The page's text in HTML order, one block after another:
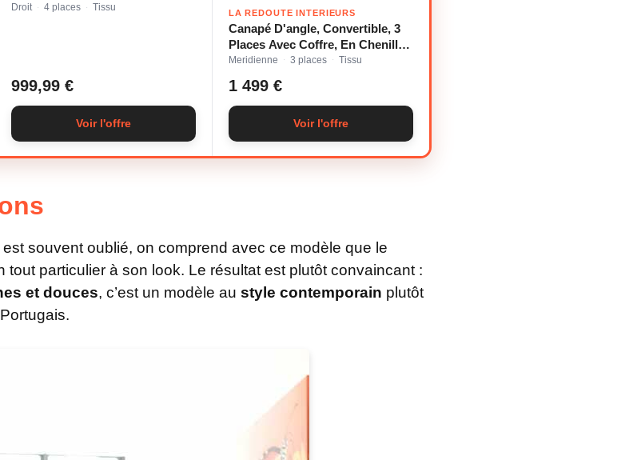
Céphy
Droit · 4 places · Tissu
999,99 €
Voir l'offre
LA REDOUTE INTERIEURS
Canapé D'angle, Convertible, 3
Places Avec Coffre, En Chenille
Flammée, GALENE
Meridienne · 3 places · Tissu
1 499 €
Voir l'offre
souvent oublié, on comprend avec ce modèle que le
tout particulier à son look. Le résultat est plutôt convaincant :
et douces, c’est un modèle au style contemporain plutôt